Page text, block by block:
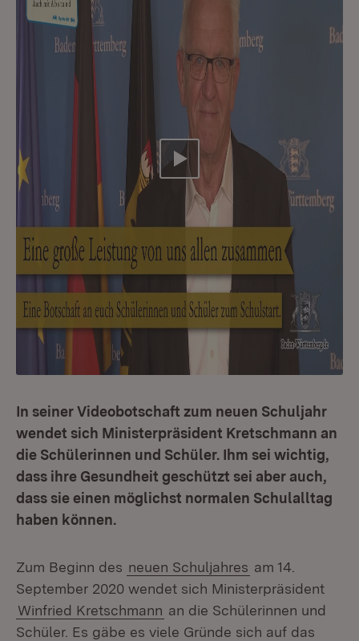
Video abspielen
In seiner Videobotschaft zum neuen Schuljahr
wendet sich Ministerpräsident Kretschmann an
die Schülerinnen und Schüler. Ihm sei wichtig,
dass ihre Gesundheit geschützt sei aber auch,
dass sie einen möglichst normalen Schulalltag
haben können.
Zum Beginn des neuen Schuljahres am 14.
September 2020 wendet sich Ministerpräsident
Winfried Kretschmann an die Schülerinnen und
Schüler. Es gäbe es viele Gründe sich auf das